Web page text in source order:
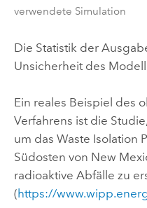
verwendete Simulation
Die Statistik der
Unsicherheit des
Ein reales Beispiel des
Verfahrens ist die
um das Waste Isolation
Südosten von New
radioaktive Abfälle zu
(https://